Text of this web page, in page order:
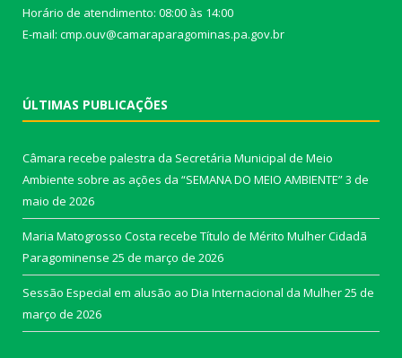
Horário de atendimento: 08:00 às 14:00
E-mail: cmp.ouv@camaraparagominas.pa.gov.br
ÚLTIMAS PUBLICAÇÕES
Câmara recebe palestra da Secretária Municipal de Meio
Ambiente sobre as ações da “SEMANA DO MEIO AMBIENTE”3 de
maio de 2026
Maria Matogrosso Costa recebe Título de Mérito Mulher Cidadã
Paragominense 25 de março de 2026
Sessão Especial em alusão ao Dia Internacional da Mulher25 de
março de 2026